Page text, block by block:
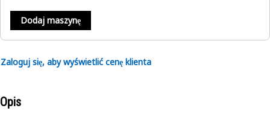
Dodaj maszynę
Zaloguj się, aby wyświetlić cenę klienta
Opis